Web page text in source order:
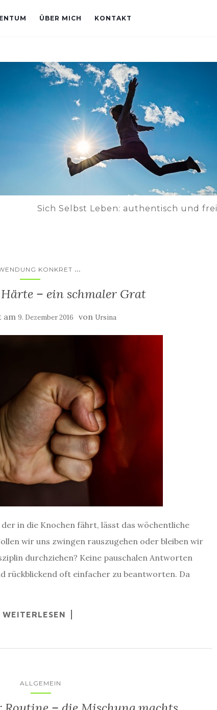
ÜBER MICH KONTAKT
Sich Selbst Leben: authentisch und frei
KONKRET ...
– ein schmaler Grat
am9. Dezember 2016 von Ursina
in die Knochen fährt, lässt das wöchentliche
wir uns zwingen rauszugehen oder bleiben wir
durchziehen? Keine pauschalen Antworten
rückblickend oft einfacher zu beantworten. Da
WEITERLESEN
ALLGEMEIN